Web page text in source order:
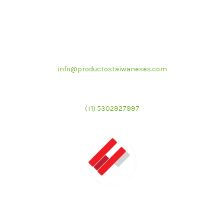
info@productostaiwaneses.com
(+1) 5302927997